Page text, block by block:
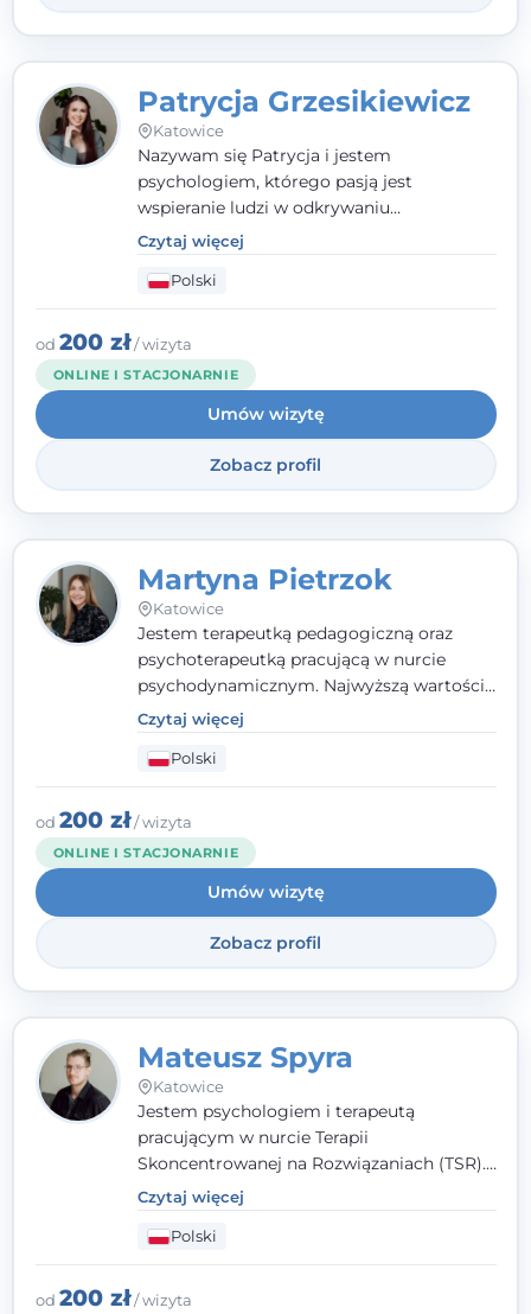
Patrycja Grzesikiewicz
Katowice
Nazywam się Patrycja i jestem
psychologiem, którego pasją jest
wspieranie ludzi w odkrywaniu
wewnętrznej siły i radzeniu sobie z
codziennymi trudnościami. Pracuję w
nurcie poznawczo-behawioralnym, oferując
indywidualne podejście pełne empatii,
zaufania i wsparcia. Jeśli masz za sobą
trudny czas, jestem tutaj dla Ciebie.
Czytaj więcej
Polski
od 200 zł/ wizyta
ONLINE I STACJONARNIE
Umów wizytę
Zobacz profil
Martyna Pietrzok
Katowice
Jestem terapeutką pedagogiczną oraz
psychoterapeutką pracującą w nurcie
psychodynamicznym. Najwyższą wartością
jest dla mnie bliska, pełna zrozumienia i
zaangażowania relacja z pacjentem. To
właśnie ta oparta na zaufaniu więź staje się
przestrzenią, w której można dotrzeć do
źródła trudności i spojrzeć na nie inaczej
niż dotąd.
Czytaj więcej
Polski
od 200 zł/ wizyta
ONLINE I STACJONARNIE
Umów wizytę
Zobacz profil
Mateusz Spyra
Katowice
Jestem psychologiem i terapeutą
pracującym w nurcie Terapii
Skoncentrowanej na Rozwiązaniach (TSR).
Towarzyszę młodzieży i dorosłym z
empatią, zrozumieniem i bez oceniania.
Daję przestrzeń do bycia sobą, bo wiem, że
w każdym człowieku jest coś wyjątkowego.
Czytaj więcej
Polski
od 200 zł/ wizyta